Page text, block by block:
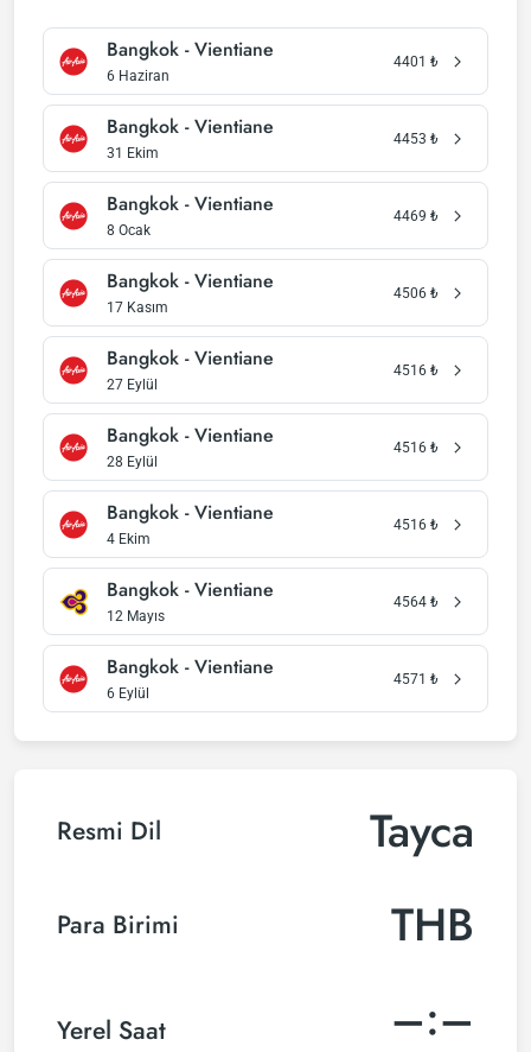
Bangkok - Vientiane
6 Haziran
4401 ₺
Bangkok - Vientiane
31 Ekim
4453 ₺
Bangkok - Vientiane
8 Ocak
4469 ₺
Bangkok - Vientiane
17 Kasım
4506 ₺
Bangkok - Vientiane
27 Eylül
4516 ₺
Bangkok - Vientiane
28 Eylül
4516 ₺
Bangkok - Vientiane
4 Ekim
4516 ₺
Bangkok - Vientiane
12 Mayıs
4564 ₺
Bangkok - Vientiane
6 Eylül
4571 ₺
Resmi Dil Tayca
Para Birimi THB
Yerel Saat –:–